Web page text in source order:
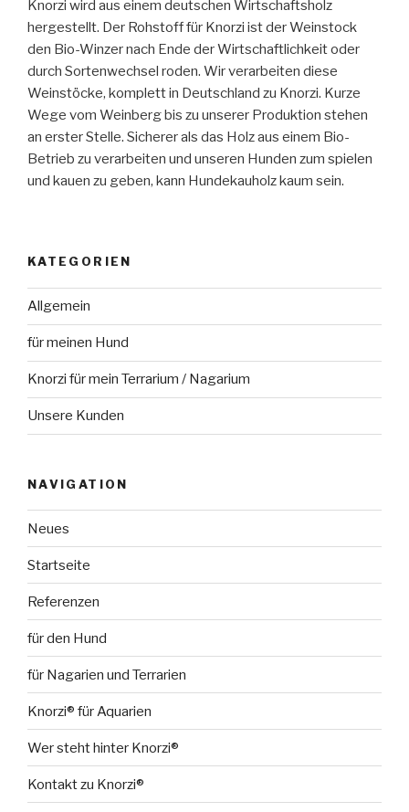
Knorzi wird aus einem deutschen Wirtschaftsholz
hergestellt. Der Rohstoff für Knorzi ist der Weinstock
den Bio-Winzer nach Ende der Wirtschaftlichkeit oder
durch Sortenwechsel roden. Wir verarbeiten diese
Weinstöcke, komplett in Deutschland zu Knorzi. Kurze
Wege vom Weinberg bis zu unserer Produktion stehen
an erster Stelle. Sicherer als das Holz aus einem Bio-
Betrieb zu verarbeiten und unseren Hunden zum spielen
und kauen zu geben, kann Hundekauholz kaum sein.
KATEGORIEN
Allgemein
für meinen Hund
Knorzi für mein Terrarium / Nagarium
Unsere Kunden
NAVIGATION
Neues
Startseite
Referenzen
für den Hund
für Nagarien und Terrarien
Knorzi® für Aquarien
Wer steht hinter Knorzi®
Kontakt zu Knorzi®